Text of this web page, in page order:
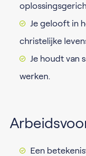
Je gelooft in
christelijke
Je houdt van
werken.
Een